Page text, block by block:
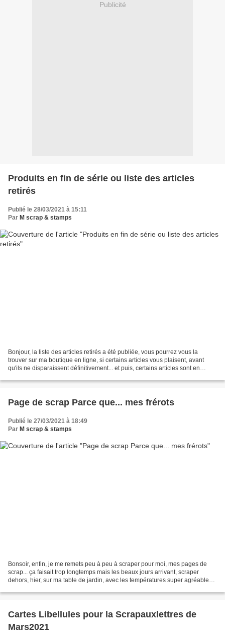
Publicité
Produits en fin de série ou liste des articles
retirés
Publié le 28/03/2021 à 15:11
Par M scrap & stamps
Bonjour, la liste des articles retirés a été publiée, vous pourrez vous la
trouver sur ma boutique en ligne, si certains articles vous plaisent, avant
qu'ils ne disparaissent définitivement... et puis, certains articles sont en
Page de scrap Parce que... mes frérots
Publié le 27/03/2021 à 18:49
Par M scrap & stamps
Bonsoir, enfin, je me remets peu à peu à scraper pour moi, mes pages de
scrap... ça faisait trop longtemps mais les beaux jours arrivant, scraper
dehors, hier, sur ma table de jardin, avec les températures super agréables
Cartes Libellules pour la Scrapauxlettres de
Mars2021